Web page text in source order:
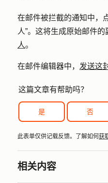
在邮件被拦截的通知中，
人”。这将生成原始邮件
人。
在邮件编辑器中， 发送这
这篇文章有帮助吗？
是 否
此表单仅供记载反馈。了解如何 获
相关内容